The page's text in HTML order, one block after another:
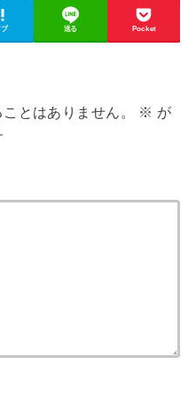
ブ 送る Pocket
とはありません。 ※ が